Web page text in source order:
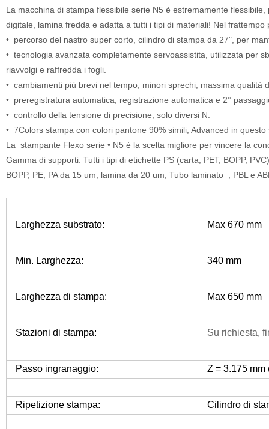
La macchina di stampa flessibile serie N5 è estremamente
digitale, lamina fredda e adatta a tutti i tipi di materiali! Nel
• percorso del nastro super corto, cilindro di stampa da 27", per
• tecnologia avanzata completamente servoassistita, utilizzata per
riavvolgi e raffredda i fogli.
• cambiamenti più brevi nel tempo, minori sprechi, massima qualità
• preregistratura automatica, registrazione automatica e 2°
• controllo della tensione di precisione, solo diversi N.
• 7Colors stampa con colori pantone 90% simili, Advanced in questo
La stampante Flexo serie • N5 è la scelta migliore per vincere la
Gamma di supporti: Tutti i tipi di etichette PS (carta, PET, BOPP,
BOPP, PE, PA da 15 um, lamina da 20 um, Tubo laminato , PBL e
Larghezza substrato: Max 670 mm
Min. Larghezza: 340 mm
Larghezza di stampa: Max 650 mm
Stazioni di stampa: Su richiesta,
Passo ingranaggio: Z = 3.175
Ripetizione stampa: Cilindro di